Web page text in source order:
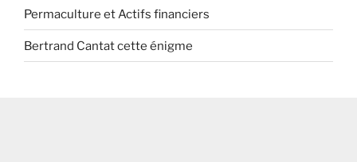
Permaculture et Actifs financiers
Bertrand Cantat cette énigme